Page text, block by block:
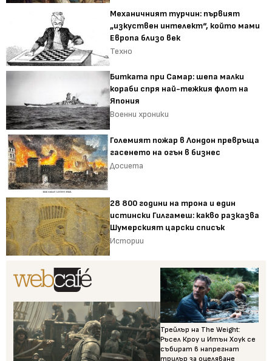
Механичният турчин: първият
„изкуствен интелект“, който мами
Европа близо век
Техно
Битката при Самар: шепа малки
кораби спря най-тежкия флот на
Япония
Военни хроники
Големият пожар в Лондон превръща
гасенето на огън в бизнес
Досиета
28 800 години на трона и един
истински Гилгамеш: какво разказва
Шумерският царски списък
Истории
Трейлър на The Weight:
Ръсел Кроу и Итън Хоук се
събират в напрегнат
трилър за оцеляване